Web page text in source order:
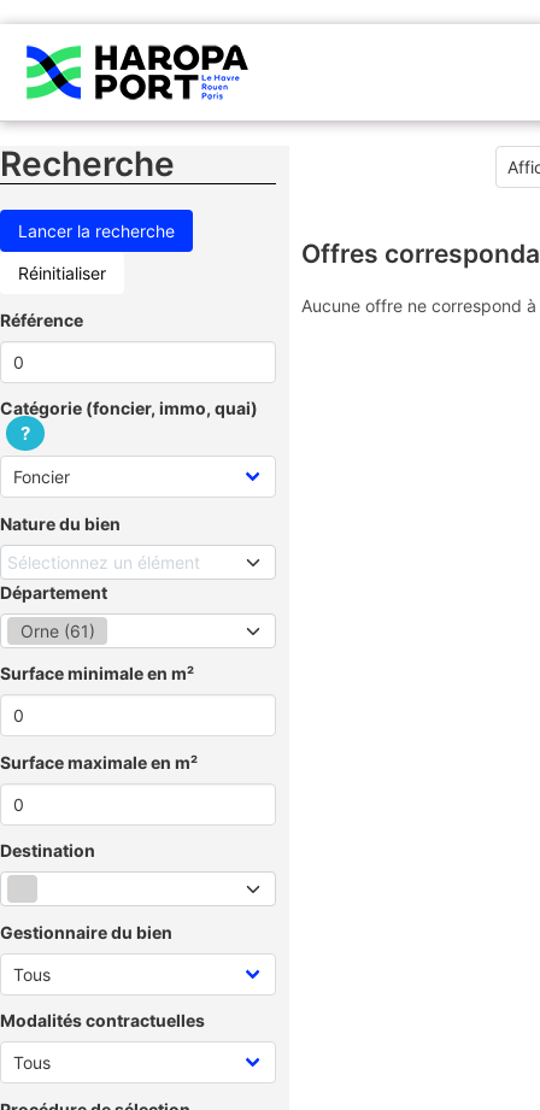
Recherche
Réinitialiser
Référence
Catégorie (foncier, immo, quai)
?
Nature du bien
Sélectionnez un élément
Département
Orne (61)
Surface minimale en m²
Surface maximale en m²
Destination
Gestionnaire du bien
Modalités contractuelles
Offres
Aucune offre ne correspond